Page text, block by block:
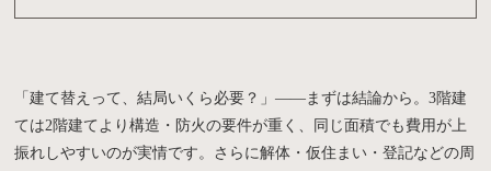
「建て替えって、結局いくら必要？」——まずは結論から。3階建
ては2階建てより構造・防火の要件が重く、同じ面積でも費用が上
振れしやすいのが実情です。さらに解体・仮住まい・登記などの周